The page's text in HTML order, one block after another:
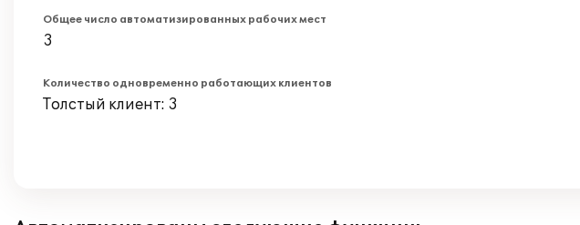
Общее число автоматизированных рабочих мест
3
Количество одновременно работающих клиентов
Толстый клиент: 3